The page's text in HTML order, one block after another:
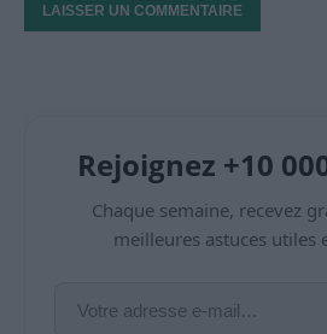
Rejoignez +10
Chaque semaine, recevez
meilleures astuces utiles